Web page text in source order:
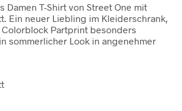
Damen T-Shirt von Street One mit
Ein neuer Liebling im Kleiderschrank,
Partprint besonders
sommerlicher Look in angenehmer